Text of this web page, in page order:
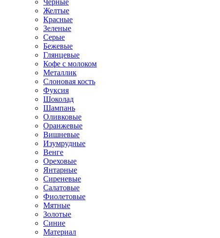
Черные
Желтые
Красные
Зеленые
Серые
Бежевые
Глянцевые
Кофе с молоком
Металлик
Слоновая кость
Фуксия
Шоколад
Шампань
Оливковые
Оранжевые
Вишневые
Изумрудные
Венге
Ореховые
Янтарные
Сиреневые
Салатовые
Фиолетовые
Мятные
Золотые
Синие
Материал